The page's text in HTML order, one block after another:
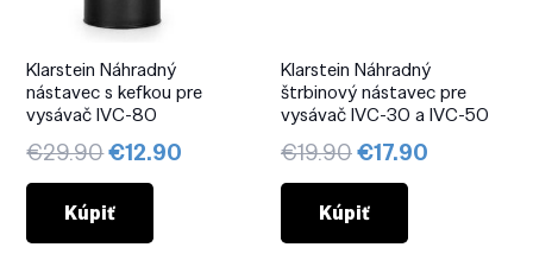
Klarstein Náhradný
nástavec s kefkou pre
vysávač IVC-80
€29.90Pôvodná
cena
bola:
€29.90.
€12.90
Kúpiť
Klarstein Náhradný
štrbinový nástavec pre
vysávač IVC-30 a IVC-50
€19.90Pôvodná
cena
bola:
€19.90.
€17.90
Kúpiť